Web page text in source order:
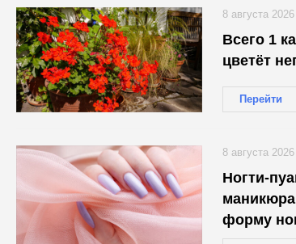
Всего 1 капля
цветёт
Перейти
8 августа 2026
Ногти-
форму
8 августа 2026